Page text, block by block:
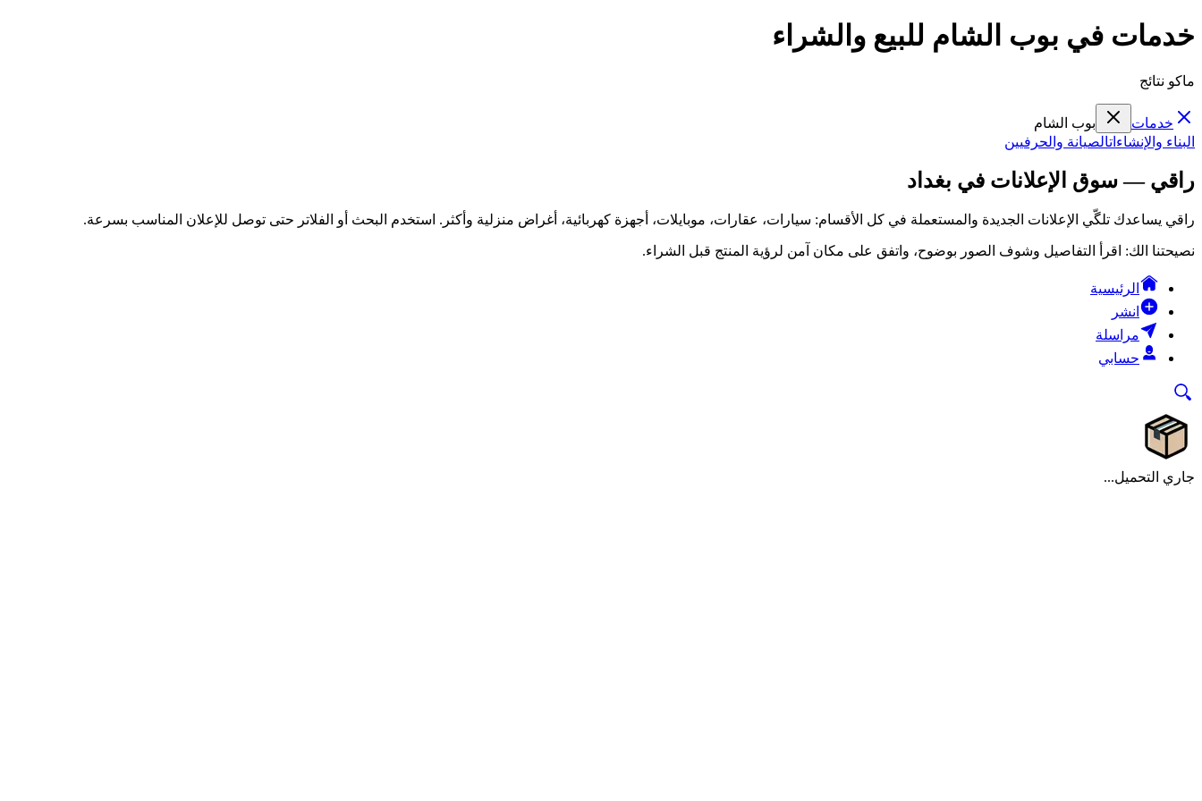
خدمات في بوب الشام للبيع والشراء
ماكو نتائج
خدمات
بوب الشام
البناء والإنشاءاتالصيانة والحرفيين
راقي — سوق الإعلانات في بغداد
راقي يساعدك تلگّي الإعلانات الجديدة والمستعملة في كل الأقسام: سيارات، عقارات، موبايلات، أجهزة كهربائية، أغراض منزلية وأكثر. استخدم البحث أو الفلاتر حتى توصل للإعلان المناسب بسرعة.
نصيحتنا الك: اقرأ التفاصيل وشوف الصور بوضوح، واتفق على مكان آمن لرؤية المنتج قبل الشراء.
الرئيسية
انشر
مراسلة
حسابي
جاري التحميل...